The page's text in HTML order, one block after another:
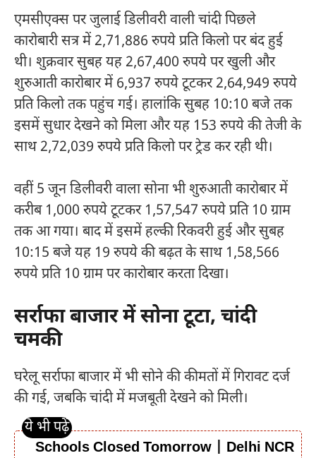
एमसीएक्स पर जुलाई डिलीवरी वाली चांदी पिछले
कारोबारी सत्र में 2,71,886 रुपये प्रति किलो पर बंद हुई
थी। शुक्रवार सुबह यह 2,67,400 रुपये पर खुली और
शुरुआती कारोबार में 6,937 रुपये टूटकर 2,64,949 रुपये
प्रति किलो तक पहुंच गई। हालांकि सुबह 10:10 बजे तक
इसमें सुधार देखने को मिला और यह 153 रुपये की तेजी के
साथ 2,72,039 रुपये प्रति किलो पर ट्रेड कर रही थी।
वहीं 5 जून डिलीवरी वाला सोना भी शुरुआती कारोबार में
करीब 1,000 रुपये टूटकर 1,57,547 रुपये प्रति 10 ग्राम
तक आ गया। बाद में इसमें हल्की रिकवरी हुई और सुबह
10:15 बजे यह 19 रुपये की बढ़त के साथ 1,58,566
रुपये प्रति 10 ग्राम पर कारोबार करता दिखा।
सर्राफा बाजार में सोना टूटा, चांदी
चमकी
घरेलू सर्राफा बाजार में भी सोने की कीमतों में गिरावट दर्ज
की गई, जबकि चांदी में मजबूती देखने को मिली।
Schools Closed Tomorrow | Delhi NCR